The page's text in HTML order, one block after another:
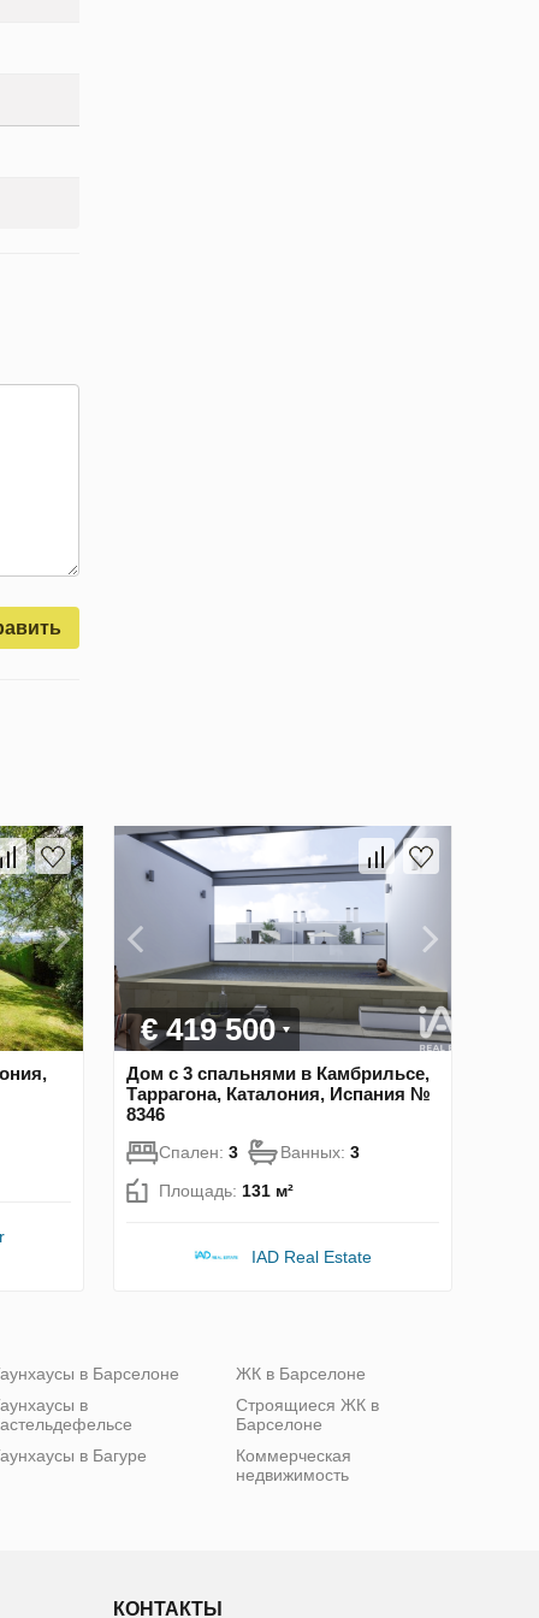
€ 419 500
Дом с 3 спальнями в Камбрильсе,
Таррагона, Каталония, Испания №
8346
Спален: 3 Ванных: 3
Площадь: 131 м²
IAD Real Estate
в Барселоне
в
в Багуре
ЖК в Барселоне
Строящиеся ЖК в
Барселоне
Коммерческая
недвижимость
КОНТАКТЫ